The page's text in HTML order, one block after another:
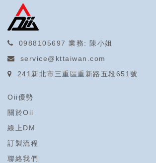
0988105697 業務: 陳小姐
service@kttaiwan.com
241新北市三重區重新路五段651號
Oii優勢
關於Oii
線上DM
訂製流程
聯絡我們